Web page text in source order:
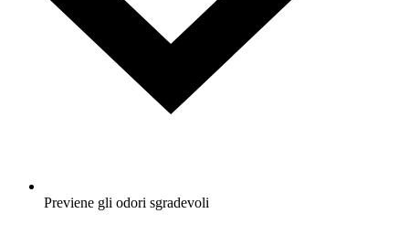
Previene gli odori sgradevoli